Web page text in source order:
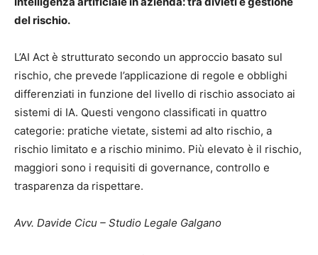
del rischio.
L’AI Act è strutturato secondo un approccio basato sul
rischio, che prevede l’applicazione di regole e obblighi
differenziati in funzione del livello di rischio associato ai
sistemi di IA. Questi vengono classificati in quattro
categorie: pratiche vietate, sistemi ad alto rischio, a
rischio limitato e a rischio minimo. Più elevato è il rischio,
maggiori sono i requisiti di governance, controllo e
trasparenza da rispettare.
Avv. Davide Cicu – Studio Legale Galgano